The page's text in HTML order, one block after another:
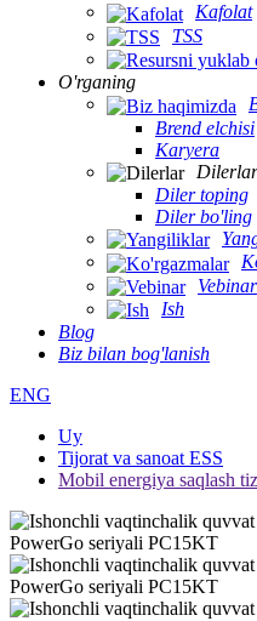
Kafolat
TSS
O'rganing
Brend elchisi
Karyera
Dilerlar
Diler toping
Diler bo'ling
Vebinar
Ish
Blog
Biz bilan bog'lanish
ENG
Uy
Tijorat va sanoat ESS
Mobil energiya saqlash